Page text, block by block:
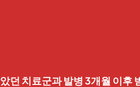
던 치료군과 발병 3개월 이후